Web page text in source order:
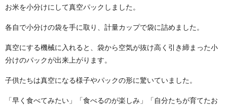
お米を小分けにして真空パックしました。
各自で小分けの袋を手に取り、計量カップで袋に詰めました。
真空にする機械に入れると、袋から空気が抜け高く引き締まった小
分けのパックが出来上がります。
子供たちは真空になる様子やパックの形に驚いていました。
「早く食べてみたい」「食べるのが楽しみ」「自分たちが育てたお